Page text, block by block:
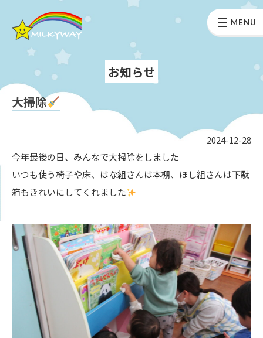
MENU
お知らせ
大掃除
2024-12-28
今年最後の日、みんなで大掃除をしました
いつも使う椅子や床、はな組さんは本棚、ほし組さんは下駄
箱もきれいにしてくれました